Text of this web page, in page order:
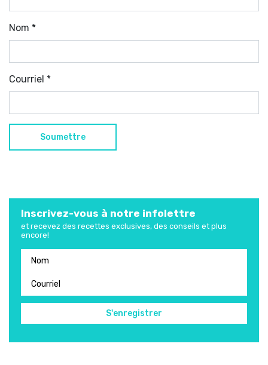
Nom *
Courriel *
Inscrivez-vous à notre infolettre
et recevez des recettes exclusives, des conseils et plus
encore!